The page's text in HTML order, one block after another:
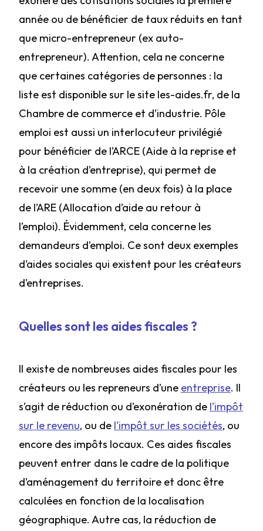
année ou de bénéficier de taux réduits en tant
que micro-entrepreneur (ex auto-
entrepreneur). Attention, cela ne concerne
que certaines catégories de personnes : la
liste est disponible sur le site les-aides.fr, de la
Chambre de commerce et d’industrie. Pôle
emploi est aussi un interlocuteur privilégié
pour bénéficier de l’ARCE (Aide à la reprise et
à la création d’entreprise), qui permet de
recevoir une somme (en deux fois) à la place
de l’ARE (Allocation d’aide au retour à
l’emploi). Évidemment, cela concerne les
demandeurs d’emploi. Ce sont deux exemples
d’aides sociales qui existent pour les créateurs
d’entreprises.
Quelles sont les aides fiscales ?
Il existe de nombreuses aides fiscales pour les
créateurs ou les repreneurs d’une entreprise. Il
s’agit de réduction ou d’exonération de l’impôt
sur le revenu, ou de l’impôt sur les sociétés, ou
encore des impôts locaux. Ces aides fiscales
peuvent entrer dans le cadre de la politique
d’aménagement du territoire et donc être
calculées en fonction de la localisation
géographique. Autre cas, la réduction de